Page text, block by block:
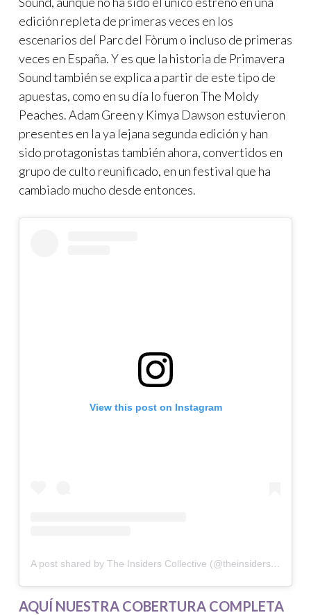
edición repleta de primeras veces en los
escenarios del Parc del Fòrum o incluso de primeras
veces en España. Y es que la historia de Primavera
Sound también se explica a partir de este tipo de
apuestas, como en su día lo fueron The Moldy
Peaches. Adam Green y Kimya Dawson estuvieron
presentes en la ya lejana segunda edición y han
sido protagonistas también ahora, convertidos en
grupo de culto reunificado, en un festival que ha
cambiado mucho desde entonces.
View this post on Instagram
A post shared by The Insiders Collective (@theinsidersco)
AQUÍ NUESTRA COBERTURA COMPLETA